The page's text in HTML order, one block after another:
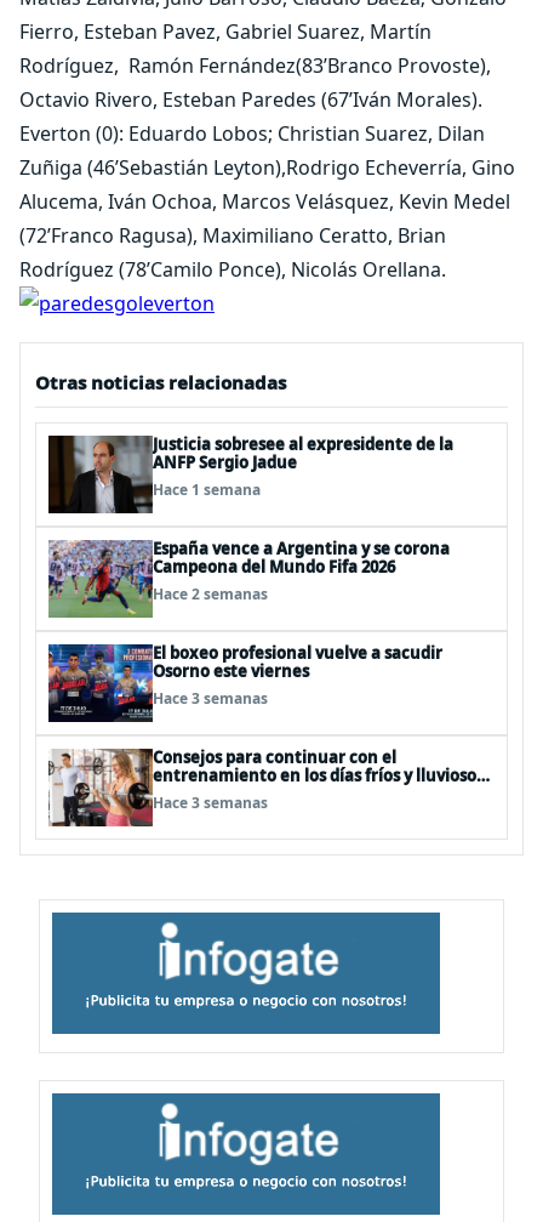
Fierro, Esteban Pavez, Gabriel Suarez, Martín
Rodríguez, Ramón Fernández(83’Branco Provoste),
Octavio Rivero, Esteban Paredes (67’Iván Morales).
Everton (0): Eduardo Lobos; Christian Suarez, Dilan
Zuñiga (46’Sebastián Leyton),Rodrigo Echeverría, Gino
Alucema, Iván Ochoa, Marcos Velásquez, Kevin Medel
(72’Franco Ragusa), Maximiliano Ceratto, Brian
Rodríguez (78’Camilo Ponce), Nicolás Orellana.
Otras noticias relacionadas
Justicia sobresee al expresidente de la
ANFP Sergio Jadue
Hace 1 semana
España vence a Argentina y se corona
Campeona del Mundo Fifa 2026
Hace 2 semanas
El boxeo profesional vuelve a sacudir
Osorno este viernes
Hace 3 semanas
Consejos para continuar con el
entrenamiento en los días fríos y lluviosos
de invierno
Hace 3 semanas